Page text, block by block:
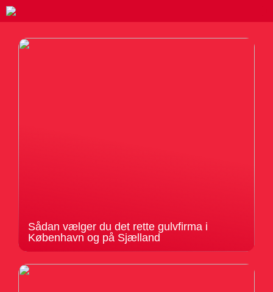
Sådan vælger du det rette gulvfirma i
København og på Sjælland